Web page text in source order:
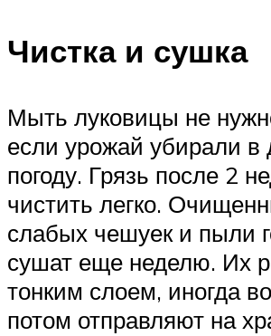
Чистка и сушка
Мыть луковицы не
если урожай убирали
погоду. Грязь после 2
чистить легко.
слабых чешуек и пыли
сушат еще неделю. Их
тонким слоем, иногда
потом отправляют на